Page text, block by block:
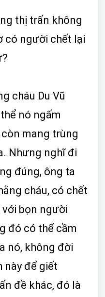
thị trấn không
có người chết lại
cháu Du Vũ
nó ngấm
mang trùng
Nhưng nghĩ đi
đúng, ông ta
cháu, có chết
bọn người
đó có thể cầm
nó, không đời
này để giết
đề khác, đó là